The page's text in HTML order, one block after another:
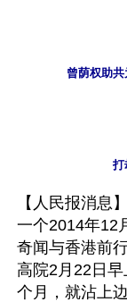
曾荫权助共
打
【人民报消息
一个2014年12
奇闻与香港前
高院2月22日
个月，就沾上